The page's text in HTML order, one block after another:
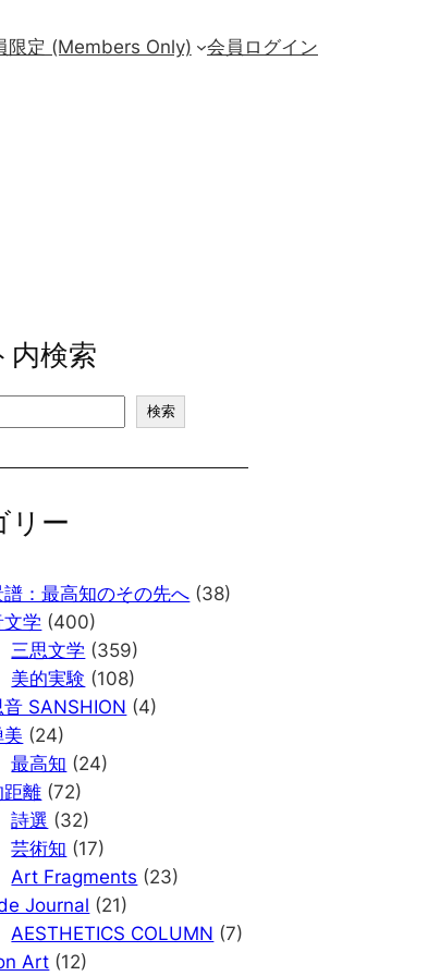
限定 (Members Only) 会員ログイン
内検索
検索
リー
譜：最高知のその先へ (38)
学 (400)
三思文学 (359)
美的実験 (108)
音 SANSHION (4)
美 (24)
最高知 (24)
距離 (72)
詩選 (32)
芸術知 (17)
Art Fragments (23)
Journal (21)
AESTHETICS COLUMN (7)
Art (12)